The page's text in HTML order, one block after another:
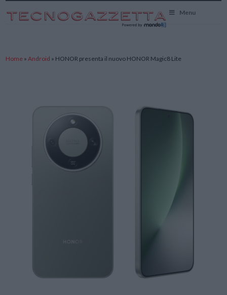
Menu
Home »Android » HONOR presenta il nuovo HONOR Magic8 Lite